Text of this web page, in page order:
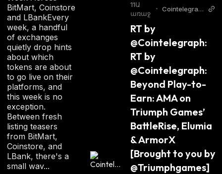
BitMart, Coinstore
and LBankEvery
week, a handful
of exchanges
quietly drop hints
about which
tokens are about
to go live on their
platforms, and
this week is no
exception.
Between fresh
listing teasers
from BitMart,
Coinstore, and
LBank, there's a
small wav...
Ո
Կ
Ա
11Ա
առաջ
•
Cointelegrap
RT by
@Cointelegraph:
RT by
@Cointelegraph:
Beyond Play-to-
Earn: AMA on
Triumph Games’
BattleRise, Elumia
& ArmorX
[Brought to you by
@Triumphgames]